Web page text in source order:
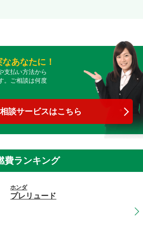
あなたに！
支払い方法から
。ご相談は何度
談サービスはこちら
費ランキング
ホンダ
プレリュード